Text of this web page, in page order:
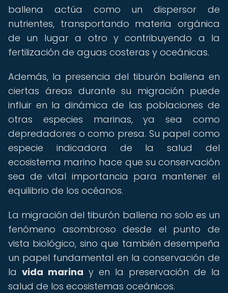
ballena actúa como un dispersor de
nutrientes, transportando materia orgánica
de un lugar a otro y contribuyendo a la
fertilización de aguas costeras y oceánicas.
Además, la presencia del tiburón ballena en
ciertas áreas durante su migración puede
influir en la dinámica de las poblaciones de
otras especies marinas, ya sea como
depredadores o como presa. Su papel como
especie indicadora de la salud del
ecosistema marino hace que su conservación
sea de vital importancia para mantener el
equilibrio de los océanos.
La migración del tiburón ballena no solo es un
fenómeno asombroso desde el punto de
vista biológico, sino que también desempeña
un papel fundamental en la conservación de
la vida marina y en la preservación de la
salud de los ecosistemas oceánicos.